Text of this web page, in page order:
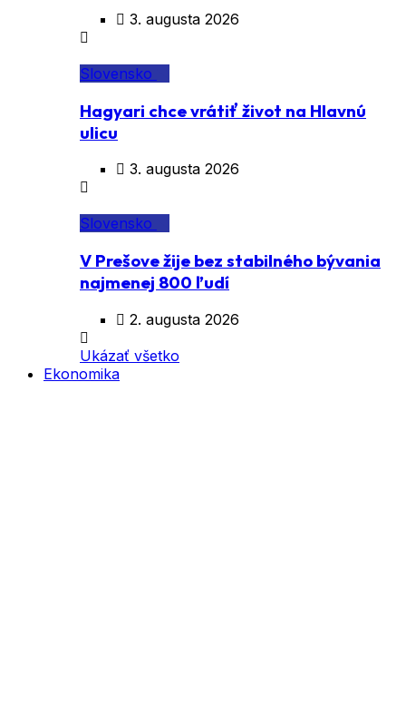
3. augusta 2026
Slovensko
Hagyari chce vrátiť život na Hlavnú
ulicu
3. augusta 2026
Slovensko
V Prešove žije bez stabilného bývania
najmenej 800 ľudí
2. augusta 2026
Ukázať všetko
Ekonomika